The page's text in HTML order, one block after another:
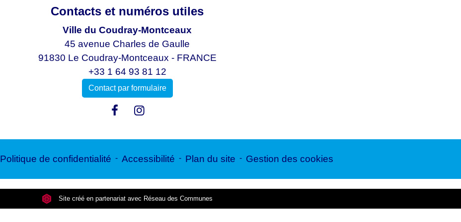
Contacts et numéros utiles
Ville du Coudray-Montceaux
45 avenue Charles de Gaulle
91830 Le Coudray-Montceaux - FRANCE
+33 1 64 93 81 12
Contact par formulaire
Politique de confidentialité - Accessibilité - Plan du site - Gestion des cookies
Site créé en partenariat avec Réseau des Communes